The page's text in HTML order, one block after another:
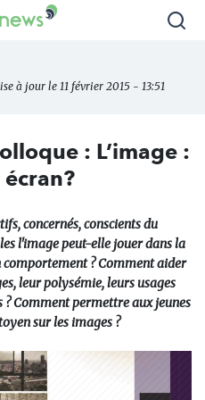
à jour le 11 février 2015 - 13:51
: L’image :
concernés, conscients du
l'image peut-elle jouer dans la
comportement ? Comment aider
leur polysémie, leurs usages
Comment permettre aux jeunes
sur les images ?